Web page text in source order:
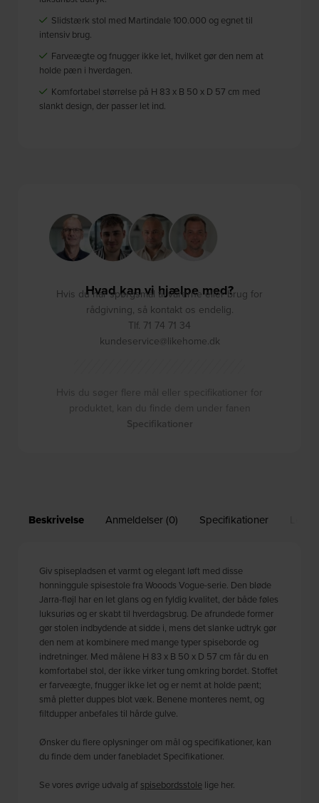
Beskrivelse Anmeldelser (0) Specifikationer
Giv spisepladsen et varmt og elegant løft med disse
honninggule spisestole fra Wooods Vogue-serie. Den bløde
Jarra-fløjl har en let glans og en fyldig kvalitet, der både føles
luksuriøs og er skabt til hverdagsbrug. De afrundede former
gør stolen indbydende at sidde i, mens det slanke udtryk gør
den nem at kombinere med mange typer spiseborde og
indretninger. Med målene H 83 x B 50 x D 57 cm får du en
komfortabel stol, der ikke virker tung omkring bordet. Stoffet
er farveægte, fnugger ikke let og er nemt at holde pænt;
små pletter duppes blot væk. Benene monteres nemt, og
filtdupper anbefales til hårde gulve.
Ønsker du flere oplysninger om mål og specifikationer, kan
du finde dem under fanebladet Specifikationer.
Se vores øvrige udvalg af spisebordsstole lige her.
Slidstærk stol med Martindale 100.000 og egnet til
intensiv brug.
Farveægte og fnugger ikke let, hvilket gør den nem at
holde pæn i hverdagen.
Komfortabel størrelse på H 83 x B 50 x D 57 cm med
slankt design, der passer let ind.
Hvad kan vi hjælpe med?
Hvis du har spørgsmål til varerne eller brug for
rådgivning, så kontakt os endelig.
Tlf. 71 74 71 34
kundeservice@likehome.dk
Hvis du søger flere mål eller specifikationer for
produktet, kan du finde dem under fanen
Specifikationer